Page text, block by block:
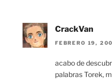
CrackVan
FEBRERO 19,
acabo de
palabras Torek,